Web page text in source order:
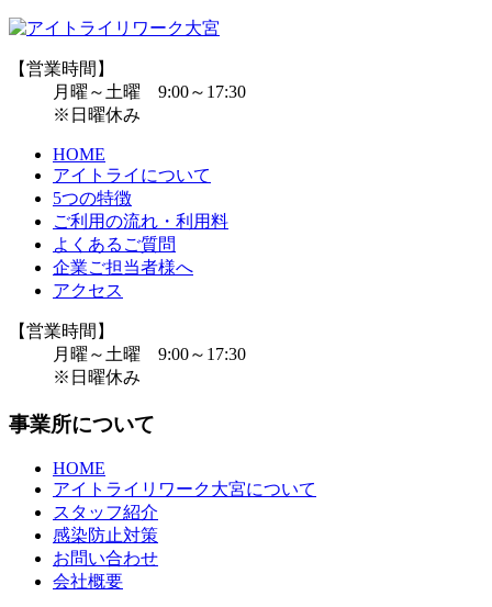
【営業時間】
月曜～土曜 9:00～17:30
※日曜休み
HOME
アイトライについて
5つの特徴
ご利用の流れ・利用料
よくあるご質問
企業ご担当者様へ
アクセス
【営業時間】
月曜～土曜 9:00～17:30
※日曜休み
事業所について
HOME
アイトライリワーク大宮について
スタッフ紹介
感染防止対策
お問い合わせ
会社概要